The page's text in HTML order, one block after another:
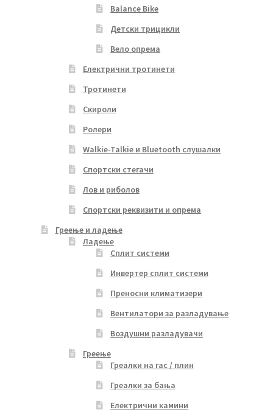
Balance Bike
Детски трицикли
Вело опрема
Електрични тротинети
Тротинети
Скироли
Ролери
Walkie-Talkie и Bluetooth слушалки
Спортски стегачи
Лов и риболов
Спортски реквизити и опрема
Греење и ладење
Ладење
Сплит системи
Инвертер сплит системи
Преносни климатизери
Вентилатори за разладување
Воздушни разладувачи
Греење
Греалки на гас / плин
Греалки за бања
Електрични камини